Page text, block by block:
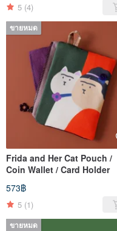
5 (4)
ขายหมด
Frida and Her Cat Pouch /
Coin Wallet / Card Holder
573฿
5 (1)
ขายหมด